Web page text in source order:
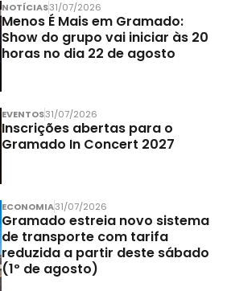
NOTÍCIAS31/07/2026
Menos É Mais em Gramado:
Show do grupo vai iniciar às 20
horas no dia 22 de agosto
EVENTOS31/07/2026
Inscrições abertas para o
Gramado In Concert 2027
ECONOMIA31/07/2026
Gramado estreia novo sistema
de transporte com tarifa
reduzida a partir deste sábado
(1º de agosto)